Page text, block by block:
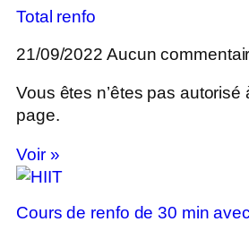
Total renfo
21/09/2022 Aucun
Vous êtes n’êtes pas autorisé
page.
Voir »
Cours de renfo de 30 min